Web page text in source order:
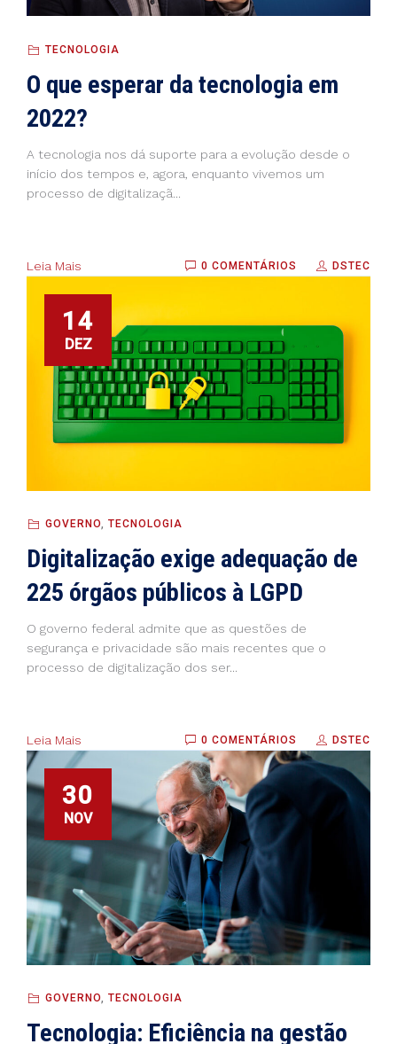
TECNOLOGIA
O que esperar da tecnologia em
2022?
A tecnologia nos dá suporte para a evolução desde o
início dos tempos e, agora, enquanto vivemos um
processo de digitalizaçã...
Leia Mais 0 COMENTÁRIOS DSTEC
14
DEZ
GOVERNO, TECNOLOGIA
Digitalização exige adequação de
225 órgãos públicos à LGPD
O governo federal admite que as questões de
segurança e privacidade são mais recentes que o
processo de digitalização dos ser...
Leia Mais 0 COMENTÁRIOS DSTEC
30
NOV
GOVERNO, TECNOLOGIA
Tecnologia: Eficiência na gestão